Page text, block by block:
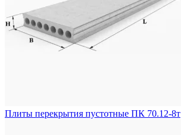
Плиты перекрытия пустотные ПК 70.12-8т